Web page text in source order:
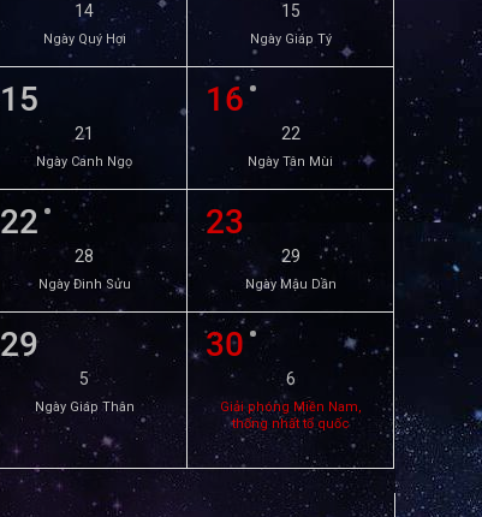
14
Ngày Quý Hợi
15
Ngày Giáp Tý
15
21
Ngày Canh Ngọ
16
22
Ngày Tân Mùi
22
28
Ngày Đinh Sửu
23
29
Ngày Mậu Dần
29
5
Ngày Giáp Thân
30
6
Giải phóng Miền Nam,
thống nhất tổ quốc